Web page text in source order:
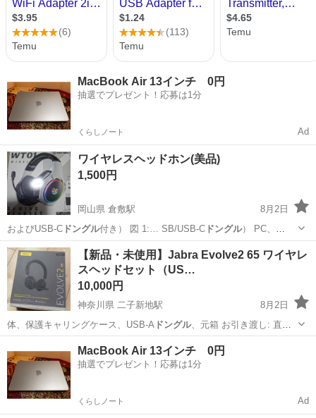
MacBook Air 13インチ 0円
抽選でプレゼント！応募は1分
くらしノート Ad
ワイヤレスヘッドホン(美品)
1,500円
岡山県 倉敷駅
8月2日
およびUSB-Cドングル付き） 図 1:… SB/USB-Cドングル） PC、
PS4… したワイヤレスドングル(USB-A … z ワイヤレスドングルを
ゲーム コンソ… 電源を入れます。ドングルと自動的にペアリ…
岡山 倉敷市 倉敷駅 オーディオ
【新品・未使用】Jabra Evolve2 65 ワイヤレ
スヘッドセット（US…
10,000円
神奈川県 二子新地駅
8月2日
体、保護キャリングケース、USB-A ドングル、元箱 お引き渡し: 直接
引き取り…
家電
MacBook Air 13インチ 0円
抽選でプレゼント！応募は1分
くらしノート Ad